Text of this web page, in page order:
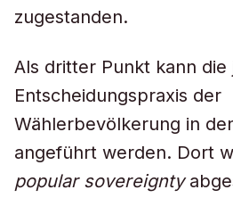
zugestanden.
Als dritter Punkt kann die
Entscheidungspraxis der
Wählerbevölkerung in
angeführt werden. Dort
popular sovereignty